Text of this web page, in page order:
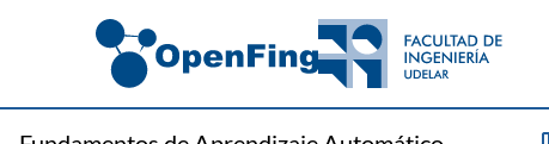
1 Introducción al problema de aprendizaje